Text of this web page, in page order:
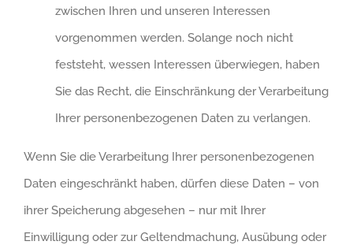
zwischen Ihren und unseren Interessen
vorgenommen werden. Solange noch nicht
feststeht, wessen Interessen überwiegen, haben
Sie das Recht, die Einschränkung der Verarbeitung
Ihrer personenbezogenen Daten zu verlangen.
Wenn Sie die Verarbeitung Ihrer personenbezogenen
Daten eingeschränkt haben, dürfen diese Daten – von
ihrer Speicherung abgesehen – nur mit Ihrer
Einwilligung oder zur Geltendmachung, Ausübung oder